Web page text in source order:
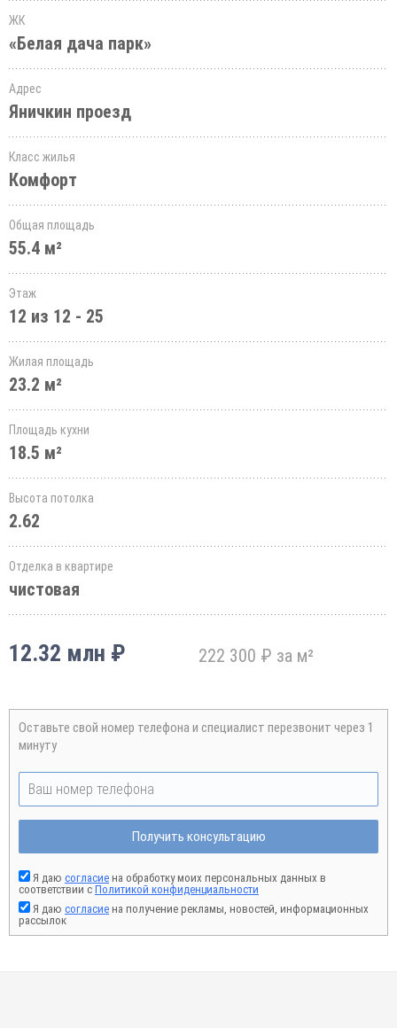
ЖК
«Белая дача парк»
Адрес
Яничкин проезд
Класс жилья
Комфорт
Общая площадь
55.4 м²
Этаж
12 из 12 - 25
Жилая площадь
23.2 м²
Площадь кухни
18.5 м²
Высота потолка
2.62
Отделка в квартире
чистовая
12.32 млн ₽ 222 300 ₽ за м²
Оставьте свой номер телефона и специалист перезвонит через 1
минуту
Получить консультацию
Я даю согласие на обработку моих персональных данных в
соответствии с Политикой конфиденциальности
Я даю согласие на получение рекламы, новостей, информационных
рассылок